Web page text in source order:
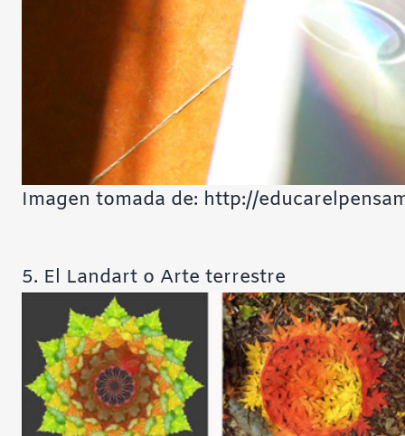
Imagen tomada de: http://
5. El Landart o Arte terrestre